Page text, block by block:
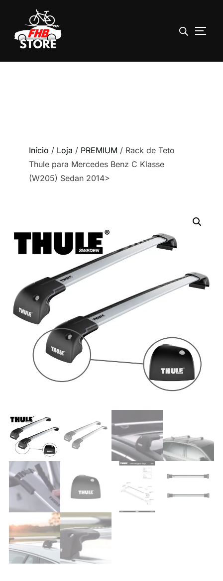
Início / Loja / PREMIUM / Rack de Teto
Thule para Mercedes Benz C Klasse
(W205) Sedan 2014>